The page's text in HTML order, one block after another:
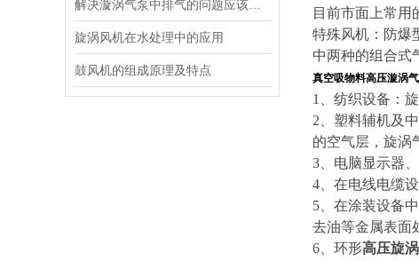
旋涡风机在水处理中的应用
鼓风机的组成原理及特点
目前市面上常用
特殊风机：防爆
中两种的组合式
真空吸物料高压漩涡
1、纺织设备：
2、塑料辅机及
的空气层，旋涡
3、电脑显示器
4、在电线电缆
5、在涂装设备
去油等金属表面
6、环形高压旋